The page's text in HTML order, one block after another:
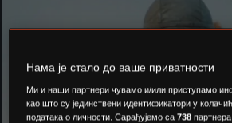
Нама је стало до ваше приватности
Ми и наши партнери чувамо и/или приступамо
као што су јединствени идентификатори у
података о личности. Сарађујемо са738